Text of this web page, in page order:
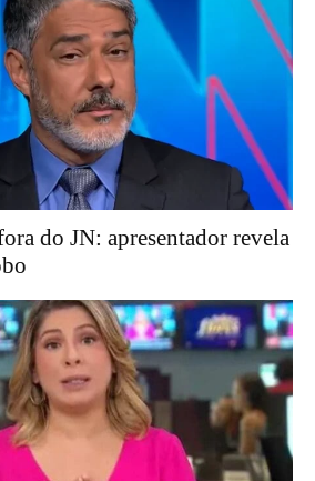
do JN: apresentador revela